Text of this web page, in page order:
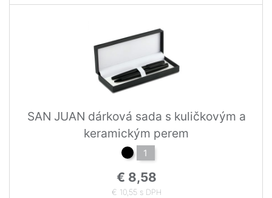
SAN JUAN dárková sada s kuličkovým a
keramickým perem
1
€ 8,58
€ 10,55 s DPH